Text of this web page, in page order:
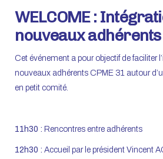
WELCOME :
nouveaux adhérents
Cet événement a pour objectif de faciliter
nouveaux adhérents CPME 31 autour
en petit comité.
11h30 : Rencontres entre adhérents
12h30 : Accueil par le président Vincent